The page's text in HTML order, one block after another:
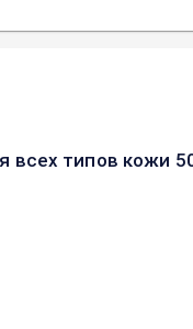
всех типов кожи